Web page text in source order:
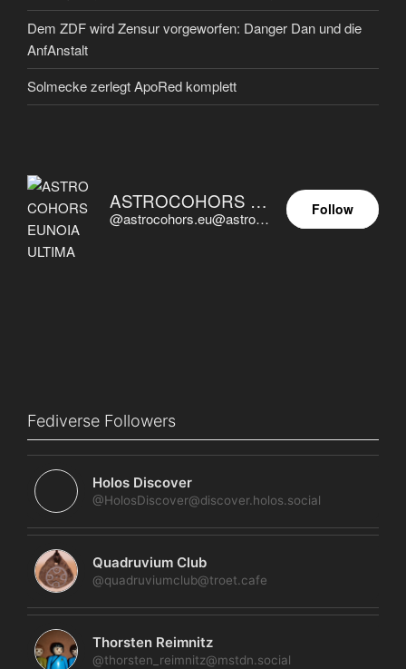
Dem ZDF wird Zensur vorgeworfen: Danger Dan und die
AnfAnstalt
Solmecke zerlegt ApoRed komplett
ASTROCOHORS EUNOIA ULTIMA
@astrocohors.eu@astrocohors.eu
Follow
Fediverse Followers
Holos Discover
@HolosDiscover@discover.holos.social
Quadruvium Club
@quadruviumclub@troet.cafe
Thorsten Reimnitz
@thorsten_reimnitz@mstdn.social